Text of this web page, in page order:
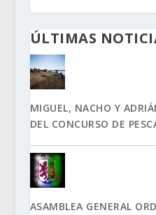
ÚLTIMAS
MIGUEL, NACHO Y
DEL CONCURSO DE
ASAMBLEA GENERAL